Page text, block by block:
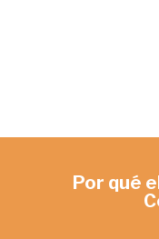
Por qué